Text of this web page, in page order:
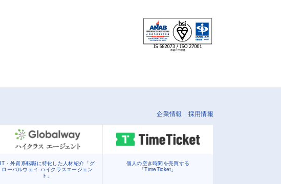
企業情報 採用情報
IT・外資系転職に特化した人材紹介「グ
ローバルウェイ ハイクラスエージェン
ト」
個人の空き時間を売買する
「TimeTicket」